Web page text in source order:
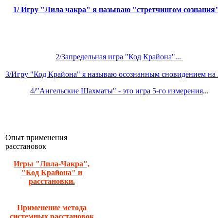
1/Игру "Лила чакра" я называю "стретчингом сознания"
2/Запредельная игра "Код Крайона"...
3/Игру "Код Крайона" я называю осознанным сновидением на
4/"Ангельские Шахматы" - это игра 5-го измерения...
Опыт применения
расстановок
Игры "Лила-Чакра",
"Код Крайона" и
расстановки.
Применение метода
системных расстановок